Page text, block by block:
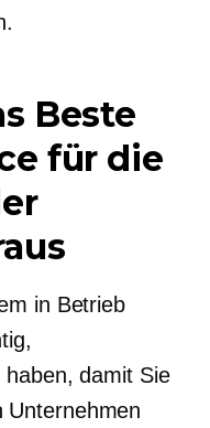
Beste
für die
in Betrieb
damit Sie
Unternehmen